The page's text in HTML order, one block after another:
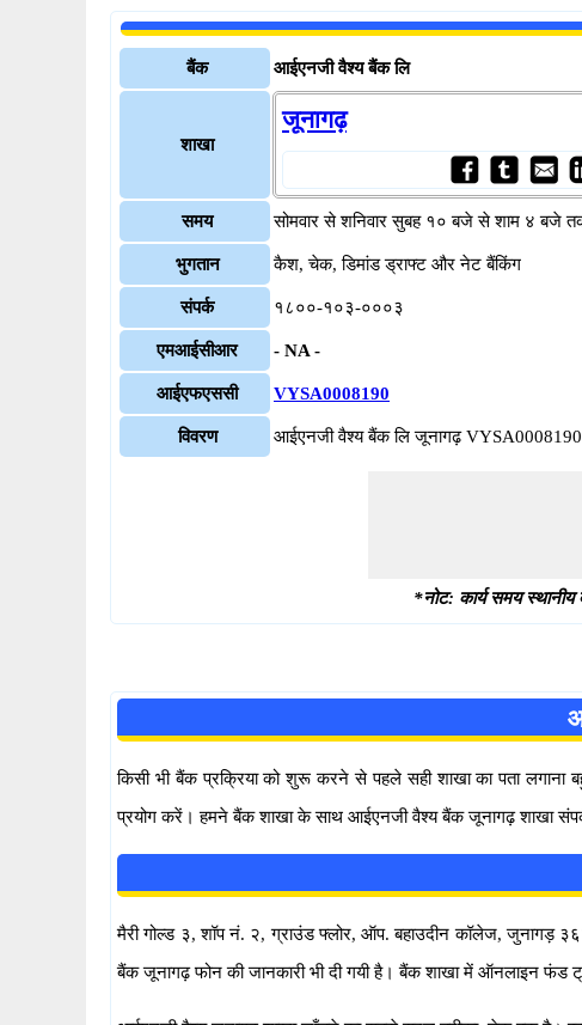
बैंक आईएनजी वैश्य बैंक लि
शाखा
जूनागढ़
समय सोमवार से शनिवार सुबह १० बजे से शाम ४ बजे
भुगतान कैश, चेक, डिमांड ड्राफ्ट और नेट बैंकिंग
संपर्क १८००-१०३-०००३
एमआईसीआर - NA -
आईएफएससी VYSA0008190
विवरण आईएनजी वैश्य बैंक लि जूनागढ़ VYSA0008190
*नोट: कार्य समय
किसी भी बैंक प्रक्रिया को शुरू करने से पहले सही शाखा का पता लगाना
प्रयोग करें। हमने बैंक शाखा के साथ आईएनजी वैश्य बैंक जूनागढ़ शाखा
मैरी गोल्ड ३, शॉप नं. २, ग्राउंड फ्लोर, ऑप. बहाउदीन कॉलेज, जुनागड़
बैंक जूनागढ़ फोन की जानकारी भी दी गयी है। बैंक शाखा में ऑनलाइन फंड